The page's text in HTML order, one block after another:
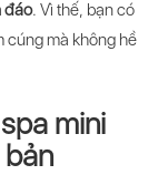
đáo. Vì thế, bạn có
cúng mà không hề
mini